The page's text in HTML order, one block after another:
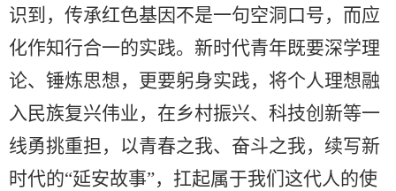
识到，传承红色基因不是一句空洞口号，而应
化作知行合一的实践。新时代青年既要深学理
论、锤炼思想，更要躬身实践，将个人理想融
入民族复兴伟业，在乡村振兴、科技创新等一
线勇挑重担，以青春之我、奋斗之我，续写新
时代的“延安故事”，扛起属于我们这代人的使